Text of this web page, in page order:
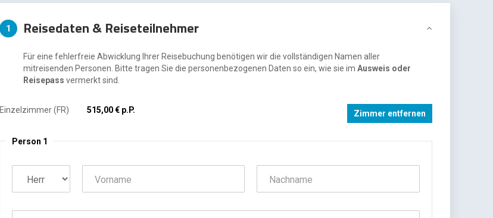
1 Reisedaten & Reiseteilnehmer
Für eine fehlerfreie Abwicklung Ihrer Reisebuchung benötigen wir die vollständigen Namen aller
mitreisenden Personen. Bitte tragen Sie die personenbezogenen Daten so ein, wie sie imAusweis oder
Reisepass vermerkt sind.
Einzelzimmer (FR) 515,00 € p.P. Zimmer entfernen
Person 1